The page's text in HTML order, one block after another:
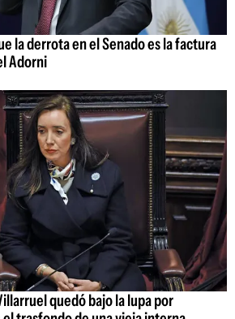
la derrota en el Senado es la factura
Adorni
quedó bajo la lupa por